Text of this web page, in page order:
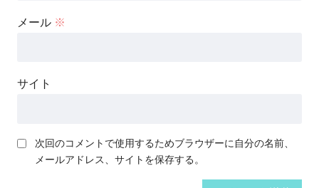
メール ※
サイト
次回のコメントで使用するためブラウザーに自分の名前、
メールアドレス、サイトを保存する。